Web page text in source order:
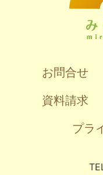
お問合せ
資料請求
プラ